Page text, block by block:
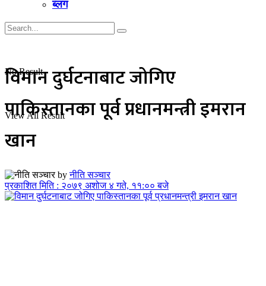
ब्लग
No Result
View All Result
विमान दुर्घटनाबाट जोगिए
पाकिस्तानका पूर्व प्रधानमन्त्री इमरान
खान
by नीति सञ्चार
प्रकाशित मिति : २०७९ अशोज ४ गते, ११:०० बजे